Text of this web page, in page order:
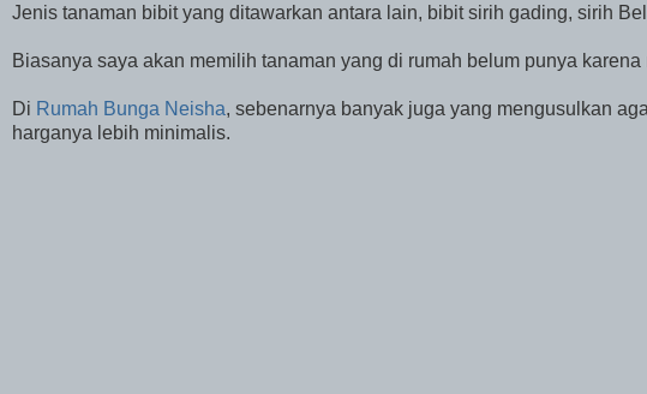
Jenis tanaman bibit yang ditawarkan antara lain, bibit sirih gading, sirih
Biasanya saya akan memilih tanaman yang di rumah belum punya
Di Rumah Bunga Neisha, sebenarnya banyak juga yang mengusulkan
harganya lebih minimalis.